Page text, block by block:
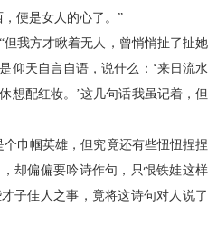
便是女人的心了。”
我方才瞅着无人，曾悄悄扯了扯她
仰天自言自语，说什么：‘来日流水
想配红妆。’这几句话我虽记着，但
巾帼英雄，但究竟还有些忸忸捏捏
却偏偏要吟诗作句，只恨铁娃这样
子佳人之事，竟将这诗句对人说了